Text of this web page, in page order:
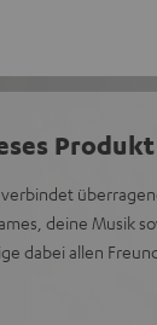
Produkt
deine Musik
dabei allen